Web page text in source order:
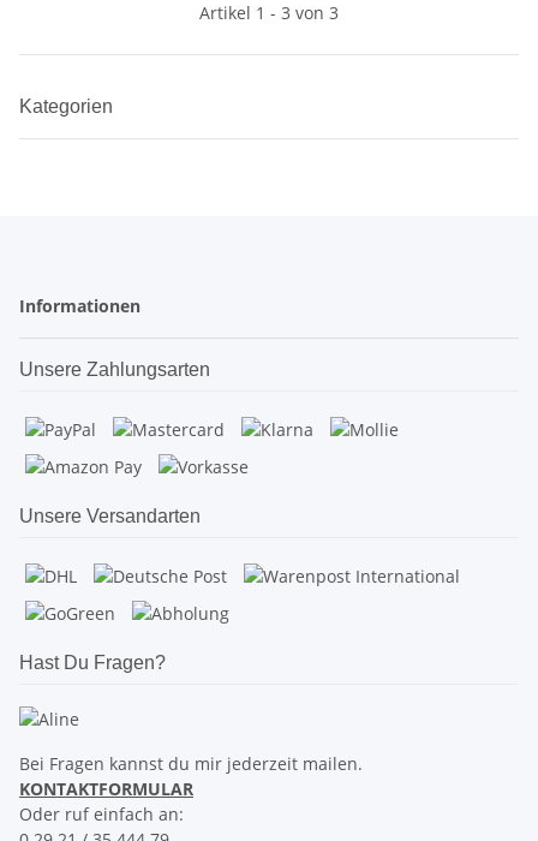
Artikel 1 - 3 von 3
Kategorien
Informationen
Unsere Zahlungsarten
Unsere Versandarten
Hast Du Fragen?
Bei Fragen kannst du mir jederzeit mailen.
KONTAKTFORMULAR
Oder ruf einfach an: